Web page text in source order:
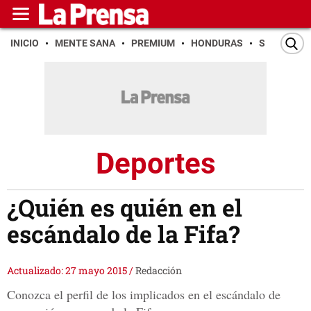
INICIO MENTE SANA PREMIUM HONDURAS SAN PEDRO
Deportes
¿Quién es quién en el
escándalo de la Fifa?
Actualizado: 27 mayo 2015/Redacción
Conozca el perfil de los implicados en el escándalo de